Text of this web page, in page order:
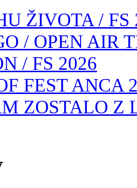
ŽIVOTA / FS
/ OPEN AIR
/ FS 2026
FEST ANCA
ZOSTALO Z